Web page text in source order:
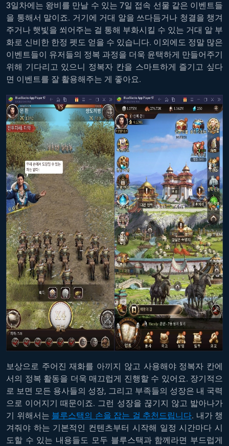
3일차에는 왕비를 만날 수 있는 7일 접속 선물 같은 이벤트들
을 통해서 말이죠. 거기에 거대 알을 쓰다듬거나 청결을 챙겨
주거나 햇빛을 쐬어주는 걸 통해 부화시킬 수 있는 거대 알 부
화로 신비한 한정 펫도 얻을 수 있습니다. 이외에도 정말 많은
이벤트들이 유저들의 정복 과정을 더욱 윤택하게 만들어주기
위해 기다리고 있으니 정복자 칸을 스마트하게 즐기고 싶다
면 이벤트를 잘 활용해주는 게 좋아요.
보상으로 주어진 재화를 아끼지 않고 사용해야 정복자 칸에
서의 정복 활동을 더욱 매끄럽게 진행할 수 있어요. 장기적으
로 보면 모든 용사들의 성장, 그리고 부족들의 성장은 내 국력
으로 이어지기 때문이죠. 그런 성장을 끊기지 않고 밟아나가
기 위해서는 블루스택의 손을 잡는 걸 추천드립니다. 내가 챙
겨줘야 하는 기본적인 컨텐츠부터 시작해 일정 시간마다 시
도할 수 있는 내용들도 모두 블루스택과 함께라면 부드럽게